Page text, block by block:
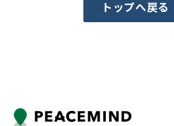
トップへ戻る